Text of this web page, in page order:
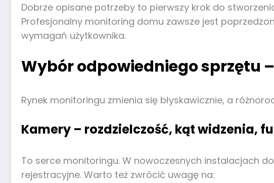
Dobrze opisane potrzeby to pierwszy krok do
Profesjonalny monitoring domu zawsze jest
wymagań użytkownika.
Wybór odpowiedniego sprzętu
Rynek monitoringu zmienia się błyskawicznie, a
Kamery – rozdzielczość, kąt widzenia,
To serce monitoringu. W nowoczesnych instalacjach
rejestracyjne. Warto też zwrócić uwagę na: